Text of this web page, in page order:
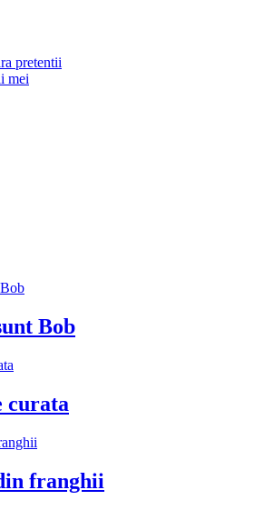
pretentii
mei
Bob
curata
franghii